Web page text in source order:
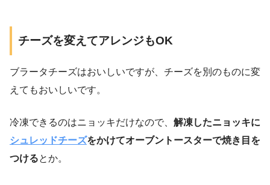
チーズを変えてアレンジもOK
ブラータチーズはおいしいですが、チーズを別のものに変
えてもおいしいです。
冷凍できるのはニョッキだけなので、 解凍したニョッキに
シュレッドチーズをかけてオーブントースターで焼き目を
つけるとか。